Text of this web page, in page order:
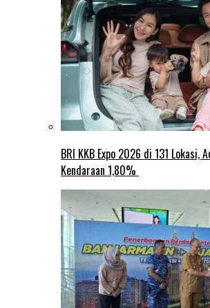
BRI KKB Expo 2026 di 131 Lokasi,
Kendaraan 1,80%